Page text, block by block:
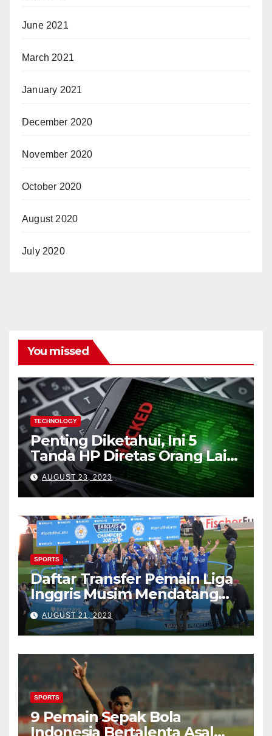
June 2021
March 2021
January 2021
December 2020
November 2020
October 2020
August 2020
July 2020
You missed
TECHNOLOGY
Penting Diketahui, Ini 5
Tanda HP Diretas Orang Lain
(Waspada)
AUGUST 23, 2023
SPORTS
Daftar Transfer Pemain Liga
Inggris Musim Mendatang
(Lengkap)
AUGUST 21, 2023
SPORTS
9 Pemain Sepak Bola
Indonesia Bertalenta Asal